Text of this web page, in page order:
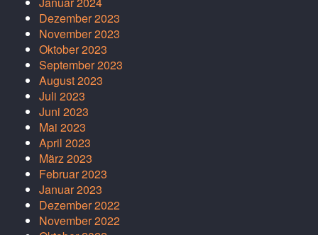
Dezember 2023
November 2023
Oktober 2023
September 2023
August 2023
Juli 2023
Juni 2023
Mai 2023
April 2023
März 2023
Februar 2023
Januar 2023
Dezember 2022
November 2022